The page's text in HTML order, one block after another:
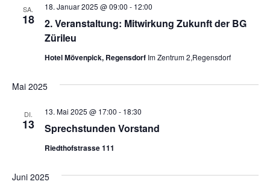
SA.
18
2. Veranstaltung: Mitwirkung Zukunft der BG
Zürileu
18. Januar 2025 @ 09:00 - 12:00
Hotel Mövenpick, Regensdorf Im Zentrum 2,Regensdorf
Mai 2025
DI.
13 Sprechstunden Vorstand
13. Mai 2025 @ 17:00 - 18:30
Riedthofstrasse 111
Juni 2025